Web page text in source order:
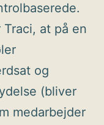
at på en
og
(bliver
medarbejder